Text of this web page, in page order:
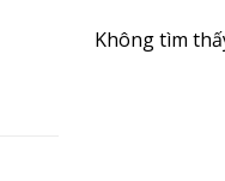
Không tìm